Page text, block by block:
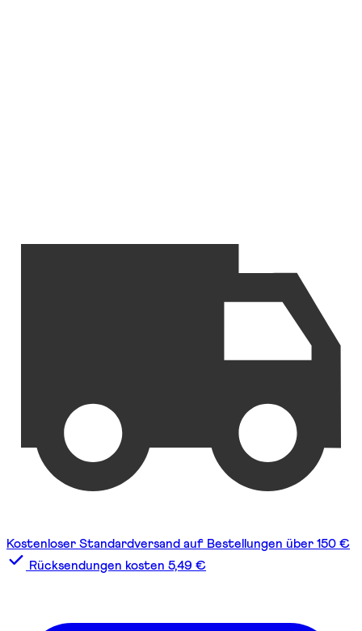
Kostenloser Standardversand auf Bestellungen über 150 €
Rücksendungen kosten 5,49 €